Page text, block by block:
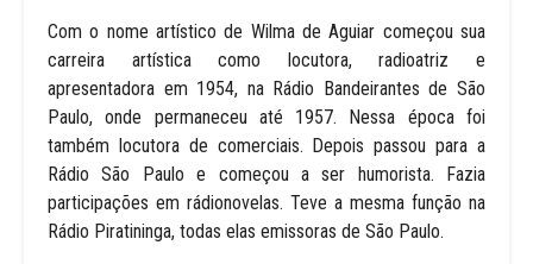
Com o nome artístico de Wilma de Aguiar começou sua
carreira artística como locutora, radioatriz e
apresentadora em 1954, na Rádio Bandeirantes de São
Paulo, onde permaneceu até 1957. Nessa época foi
também locutora de comerciais. Depois passou para a
Rádio São Paulo e começou a ser humorista. Fazia
participações em rádionovelas. Teve a mesma função na
Rádio Piratininga, todas elas emissoras de São Paulo.